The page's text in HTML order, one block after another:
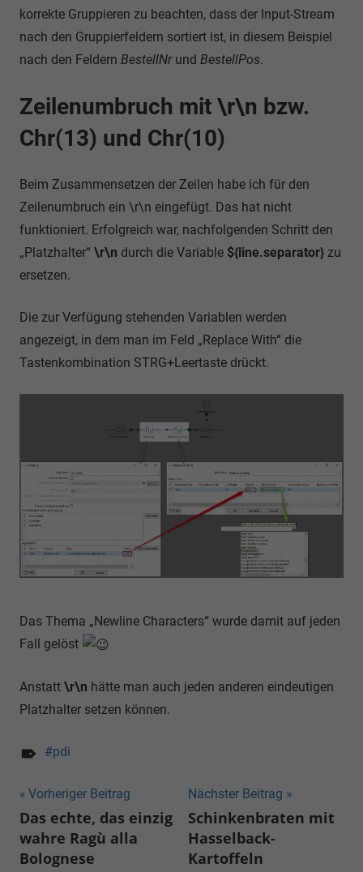
korrekte Gruppieren zu beachten, dass der Input-Stream
nach den Gruppierfeldern sortiert ist, in diesem Beispiel
nach den Feldern BestellNr und BestellPos.
Zeilenumbruch mit \r\n bzw.
Chr(13) und Chr(10)
Beim Zusammensetzen der Zeilen habe ich für den
Zeilenumbruch ein \r\n eingefügt. Das hat nicht
funktioniert. Erfolgreich war, nachfolgenden Schritt den
„Platzhalter“ \r\n durch die Variable ${line.separator} zu
ersetzen.
Die zur Verfügung stehenden Variablen werden
angezeigt, in dem man im Feld „Replace With“ die
Tastenkombination STRG+Leertaste drückt.
Das Thema „Newline Characters“ wurde damit auf jeden
Fall gelöst
Anstatt \r\n hätte man auch jeden anderen eindeutigen
Platzhalter setzen können.
pdi
Beitragsnavigation
Vorheriger Beitrag
Das echte, das einzig
wahre Ragù alla
Bolognese
Nächster Beitrag
Schinkenbraten mit
Hasselback-
Kartoffeln